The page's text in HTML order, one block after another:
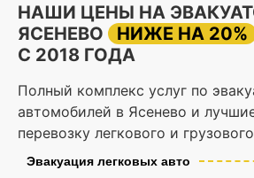
НАШИ ЦЕНЫ НА
ЯСЕНЕВО
НИЖЕ НА 20%
С 2018 ГОДА
Полный комплекс услуг по
автомобилей в Ясенево и
перевозку легкового и
Эвакуация легковых авто